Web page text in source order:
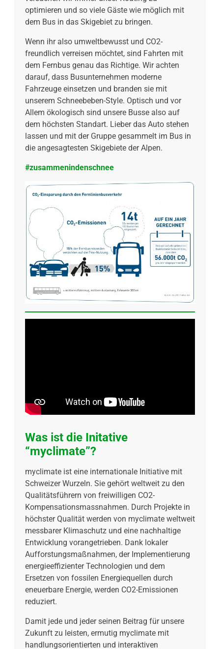
optimieren und so viele Gäste wie möglich mit
dem Bus in das Skigebiet zu bringen.
Wenn ihr also umweltbewusst und CO2-
freundlich verreisen möchtet, sind Fahrten mit
dem Fernbus genau das Richtige. Wir achten
darauf, dass Busunternehmen moderne
Fahrzeuge einsetzen und branden sie mit
unserem Schneebeben-Style. Optisch und vor
Allem ökologisch sind unsere Busse also auf
dem höchsten Standart. Lieber das Auto stehen
lassen und mit der Gruppe gesammelt im Bus in
die angesagtesten Skigebiete der Alpen.
#zusammenindenschnee
Was ist die Initative
“myclimate”?
myclimate ist eine internationale Initiative mit
Schweizer Wurzeln. Sie gehört weltweit zu den
Qualitätsführern von freiwilligen CO2-​
Kompensationsmassnahmen. Durch Projekte in
höchster Qualität werden von myclimate weltweit
messbarer Klimaschutz und eine nachhaltige
Entwicklung vorangetrieben. Dank lokaler
Aufforstungsmaßnahmen, der Implementierung
energieeffizienter Technologien und dem
Ersetzen von fossilen Energiequellen durch
eneuerbare Energie, werden CO2-Emissionen
reduziert.
Damit jede und jeder seinen Beitrag für unsere
Zukunft zu leisten, ermutig myclimate mit
handlungsorientierten und interaktiven